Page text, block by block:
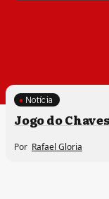
Notícia
Jogo do
Por Rafael Gloria